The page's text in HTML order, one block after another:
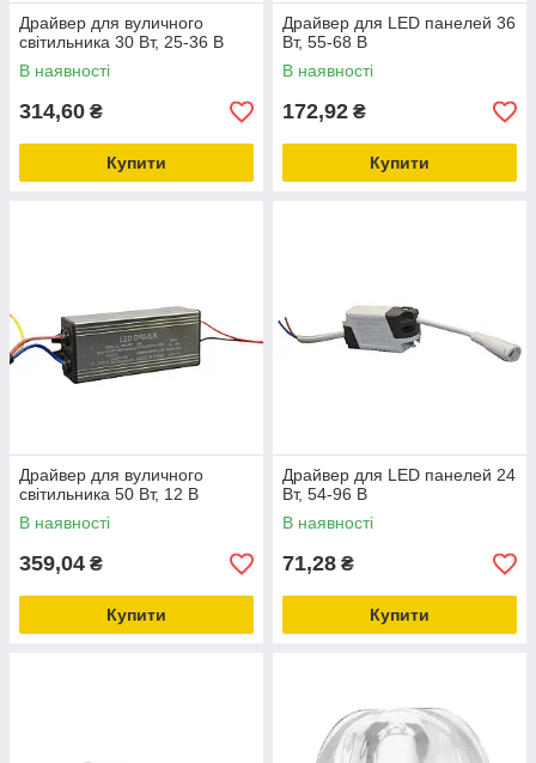
Драйвер для вуличного
світильника 30 Вт, 25-36 В
В наявності
314,60 ₴
Купити
Драйвер для LED панелей 36
Вт, 55-68 В
В наявності
172,92 ₴
Купити
Драйвер для вуличного
світильника 50 Вт, 12 В
В наявності
359,04 ₴
Купити
Драйвер для LED панелей 24
Вт, 54-96 В
В наявності
71,28 ₴
Купити